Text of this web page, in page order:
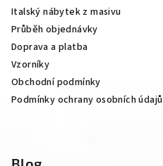
Italský nábytek z masivu
Průběh objednávky
Doprava a platba
Vzorníky
Obchodní podmínky
Podmínky ochrany osobních údajů